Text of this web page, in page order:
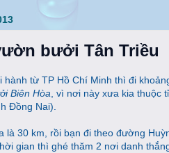
bưởi Tân Triều
hành từ TP Hồ Chí Minh thì đi
Biên Hòa , vì nơi này xưa kia thuộc
Đồng Nai).
là 30 km, rồi bạn đi theo đường
gian thì ghé thăm 2 nơi danh